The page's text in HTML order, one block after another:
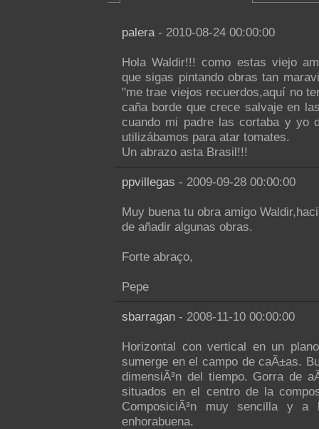
palera- 2010-08-24 00:00:00
Hola Waldir!!! como estas viejo
que sigas pintando obras tan
"me trae viejos recuerdos,aquí no
caña borde que crece salvaje en
cuando mi padre las cortaba y yo
utilizábamos para atar tomates.
Un abrazo asta Brasil!!!
ppvillegas - 2009-09-28 00:00:00
Muy buena tu obra amigo
de añadir algunas obras.
Forte abraço,
Pepe
sbarragan - 2008-11-10 00:00:00
Horizontal con vertical en un
sumerge en el campo de caÃ±as.
dimensiÃ³n del tiempo. Gorra de
situados en el centro de la
ComposiciÃ³n muy sencilla y
enhorabuena.